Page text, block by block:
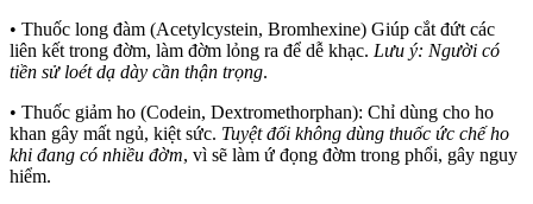
• Thuốc long đàm (Acetylcystein, Bromhexine) Giúp cắt đứt các
liên kết trong đờm, làm đờm lỏng ra để dễ khạc. Lưu ý: Người có
tiền sử loét dạ dày cần thận trọng.
• Thuốc giảm ho (Codein, Dextromethorphan): Chỉ dùng cho ho
khan gây mất ngủ, kiệt sức. Tuyệt đối không dùng thuốc ức chế ho
khi đang có nhiều đờm, vì sẽ làm ứ đọng đờm trong phổi, gây nguy
hiểm.